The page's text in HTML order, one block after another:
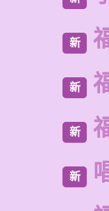
新
新
新
新